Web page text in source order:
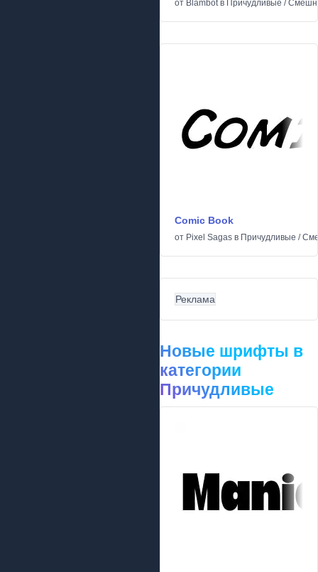
от Blambotв Причудливые /
Comic Book
от Pixel Sagas в Причудливые /
Реклама
Новые шрифты в
категории
Причудливые